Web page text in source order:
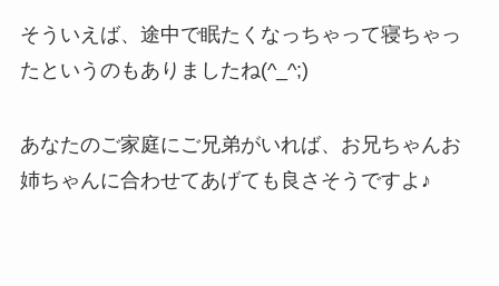
そういえば、途中で眠たくなっちゃって寝ちゃっ
たというのもありましたね(^_^;)
あなたのご家庭にご兄弟がいれば、お兄ちゃんお
姉ちゃんに合わせてあげても良さそうですよ♪